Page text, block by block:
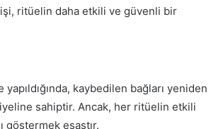
ritüelin daha etkili ve güvenli bir
kaybedilen bağları yeniden
sahiptir. Ancak, her ritüelin etkili
göstermek esastır.